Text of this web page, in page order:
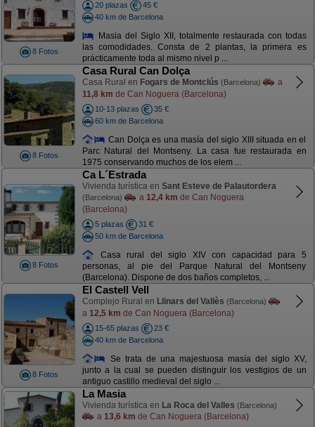
8 Fotos
20 plazas
45 €
40 km de Barcelona
Masia del Siglo XII, totalmente restaurada con todas
las comodidades. Consta de 2 plantas, la primera es
prácticamente toda al mismo nivel p ...
8 Fotos
Casa Rural Can Dolça
Casa Rural en Fogars de Montclús (Barcelona)
a
11,8 km de Can Noguera (Barcelona)
10-13 plazas
35 €
60 km de Barcelona
Can Dolça es una masía del siglo XIII situada en el
Parc Natural del Montseny. La casa fue restaurada en
1975 conservando muchos de los elem ...
8 Fotos
Ca L´Estrada
Vivienda turística en Sant Esteve de Palautordera
(Barcelona) a 12,4 km de Can Noguera
(Barcelona)
5 plazas
31 €
50 km de Barcelona
Casa rural del siglo XIV con capacidad para 5
personas, al pie del Parque Natural del Montseny
(Barcelona). Dispone de dos baños completos, ...
8 Fotos
El Castell Vell
Complejo Rural en Llinars del Vallès (Barcelona)
a 12,5 km de Can Noguera (Barcelona)
15-65 plazas
23 €
40 km de Barcelona
Se trata de una majestuosa masía del siglo XV,
junto a la cual se pueden distinguir los vestigios de un
antiguo castillo medieval del siglo ...
La Masia
Vivienda turística en La Roca del Valles (Barcelona)
a 13,6 km de Can Noguera (Barcelona)